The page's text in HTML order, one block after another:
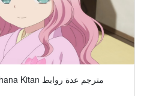
جميع حلقات انمي Konohana Kitan مترجم عدة روابط